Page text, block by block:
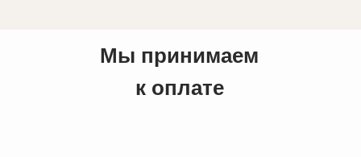
Мы принимаем
к оплате